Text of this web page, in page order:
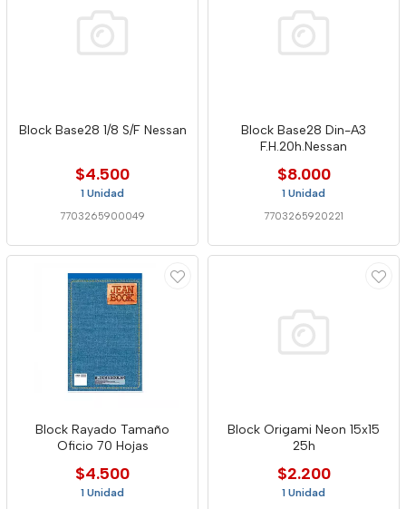
Block Base28 1/8 S/F Nessan
$4.500
1 Unidad
7703265900049
Block Base28 Din-A3
F.H.20h.Nessan
$8.000
1 Unidad
7703265920221
Block Rayado Tamaño
Oficio 70 Hojas
$4.500
1 Unidad
Block Origami Neon 15x15
25h
$2.200
1 Unidad